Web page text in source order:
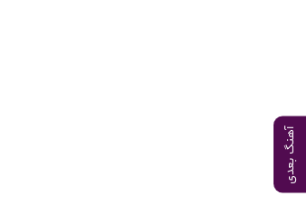
آهنگ بعدی